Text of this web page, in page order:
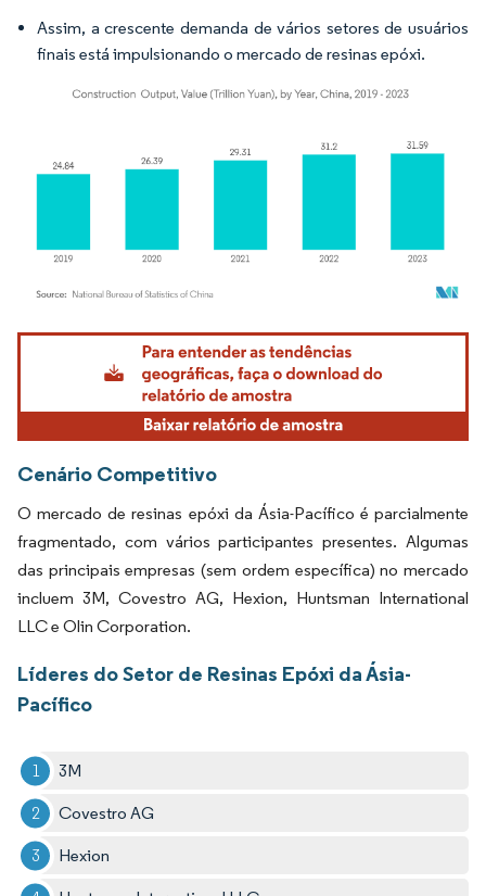
Assim, a crescente demanda de vários setores de usuários
finais está impulsionando o mercado de resinas epóxi.
Imagem © Mordor Intelligence. O reuso requer atribuição conforme CC BY 4.0.
Cenário Competitivo
O mercado de resinas epóxi da Ásia-Pacífico é parcialmente
fragmentado, com vários participantes presentes. Algumas
das principais empresas (sem ordem específica) no mercado
incluem 3M, Covestro AG, Hexion, Huntsman International
LLC e Olin Corporation.
Líderes do Setor de Resinas Epóxi da Ásia-
Pacífico
3M
Covestro AG
Hexion